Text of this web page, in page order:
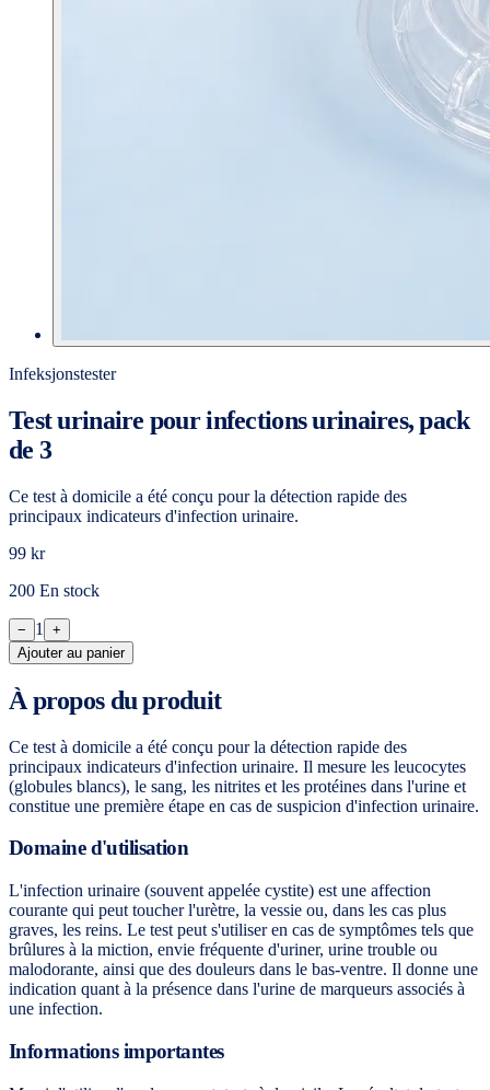
Infeksjonstester
Test urinaire pour infections urinaires, pack
de 3
Ce test à domicile a été conçu pour la détection rapide des
principaux indicateurs d'infection urinaire.
99 kr
200 En stock
− 1
+
Ajouter au panier
À propos du produit
Ce test à domicile a été conçu pour la détection rapide des
principaux indicateurs d'infection urinaire. Il mesure les leucocytes
(globules blancs), le sang, les nitrites et les protéines dans l'urine et
constitue une première étape en cas de suspicion d'infection urinaire.
Domaine d'utilisation
L'infection urinaire (souvent appelée cystite) est une affection
courante qui peut toucher l'urètre, la vessie ou, dans les cas plus
graves, les reins. Le test peut s'utiliser en cas de symptômes tels que
brûlures à la miction, envie fréquente d'uriner, urine trouble ou
malodorante, ainsi que des douleurs dans le bas-ventre. Il donne une
indication quant à la présence dans l'urine de marqueurs associés à
une infection.
Informations importantes